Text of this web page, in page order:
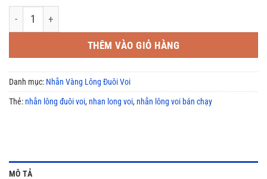
2.900.000₫.là:
2.600.000₫.
Tổng hợp nhẫn lông voi vàng 18k BÁN CHẠY NHẤT NĂM 2021 số
THÊM VÀO GIỎ HÀNG
Danh mục: Nhẫn Vàng Lông Đuôi Voi
Thẻ: nhẫn lông đuôi voi, nhan long voi, nhẫn lông voi bán chạy
MÔ TẢ